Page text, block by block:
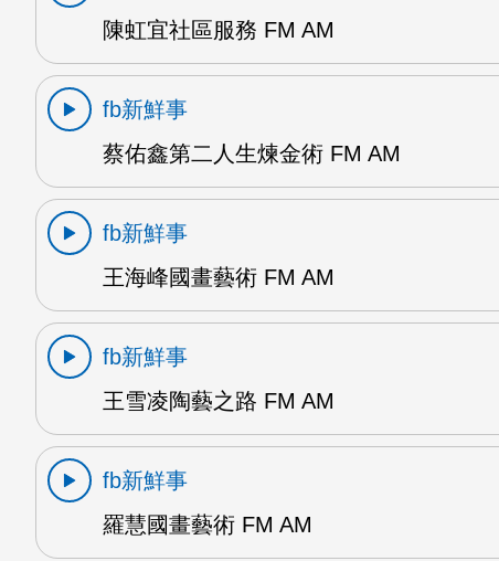
陳虹宜社區服務 FM AM
fb新鮮事
蔡佑鑫第二人生煉金術 FM AM
fb新鮮事
王海峰國畫藝術 FM AM
fb新鮮事
王雪凌陶藝之路 FM AM
fb新鮮事
羅慧國畫藝術 FM AM